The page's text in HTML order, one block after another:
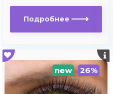
Подробнее
new 26%